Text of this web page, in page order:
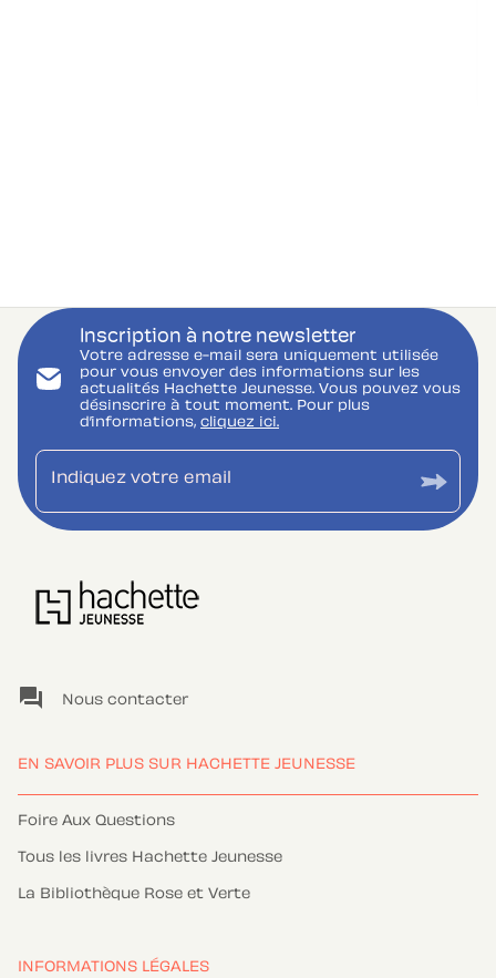
Inscription à notre newsletter
Votre adresse e-mail sera uniquement utilisée
pour vous envoyer des informations sur les
actualités Hachette Jeunesse. Vous pouvez vous
désinscrire à tout moment. Pour plus
d’informations, cliquez ici.
Indiquez votre email
question_answer Nous contacter
EN SAVOIR PLUS SUR HACHETTE JEUNESSE
Foire Aux Questions
Tous les livres Hachette Jeunesse
La Bibliothèque Rose et Verte
INFORMATIONS LÉGALES